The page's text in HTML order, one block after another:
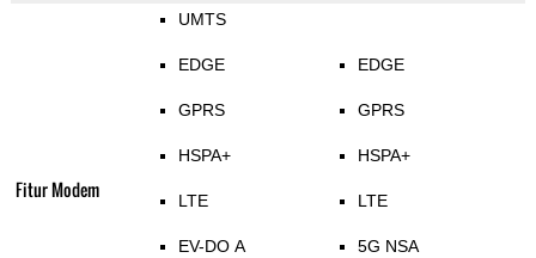
Fitur Modem
UMTS
EDGE
GPRS
HSPA+
LTE
EV-DO A
EDGE
GPRS
HSPA+
LTE
5G NSA